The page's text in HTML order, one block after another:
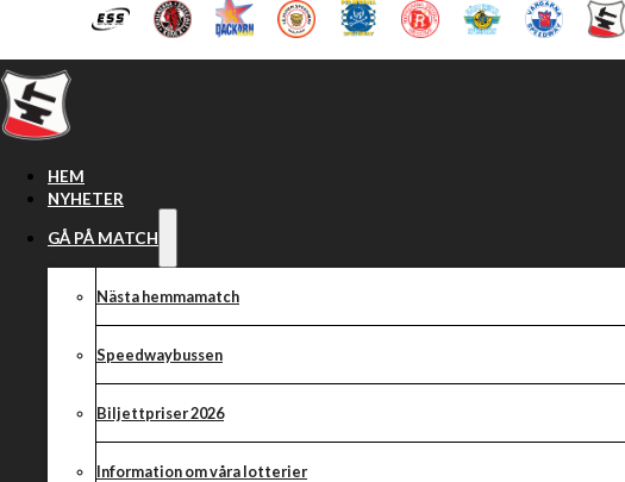
Hoppa till huvudinnehåll Hoppa till sidfot
HEM
NYHETER
GÅ PÅ MATCH
Nästa hemmamatch
Speedwaybussen
Biljettpriser 2026
Information om våra lotterier
Division 1